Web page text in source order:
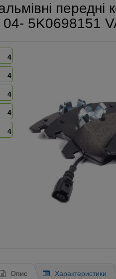
04- 5K0698151
4
4
4
4
4
Опис Характеристики